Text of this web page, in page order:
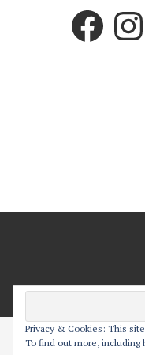
Facebook
Cześć! Moja strona
Privacy & Cookies: This
To find out more, including